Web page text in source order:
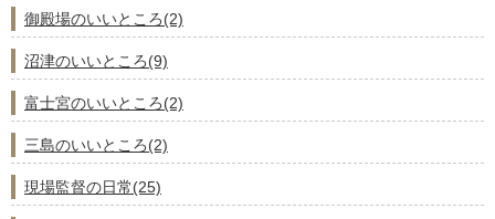
御殿場のいいところ(2)
沼津のいいところ(9)
富士宮のいいところ(2)
三島のいいところ(2)
現場監督の日常(25)